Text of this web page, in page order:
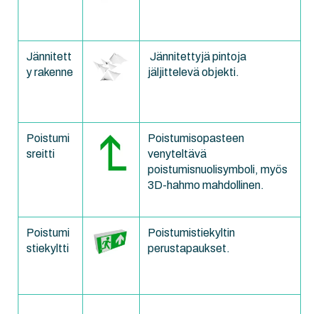
Jännitett
y rakenne
Jännitettyjä pintoja
jäljittelevä objekti.
Poistumi
sreitti
Poistumisopasteen
venyteltävä
poistumisnuolisymboli, myös
3D-hahmo mahdollinen.
Poistumi
stiekyltti
Poistumistiekyltin
perustapaukset.